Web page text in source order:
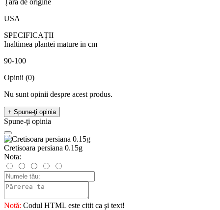
USA
SPECIFICAȚII
Inaltimea plantei mature in cm
90-100
Opinii (0)
Nu sunt opinii despre acest produs.
+ Spune-ţi opinia
Spune-ţi opinia
Cretisoara persiana 0.15g
Nota:
Notă: Codul HTML este citit ca şi text!